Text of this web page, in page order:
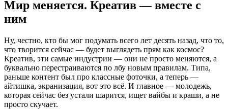
Мир меняется. Креатив — вместе с
ним
Ну, честно, кто бы мог подумать всего лет десять назад, что то,
что творится сейчас — будет выглядеть прям как космос?
Креатив, эти самые индустрии — они не просто меняются, а
буквально перестраиваются по лбу новым правилам. Типа,
раньше контент был про классные фоточки, а теперь —
айтишка, экранизация, вот это всё. И главное — молодежь,
которая сейчас без устали шарится, ищет вайбы и краши, а не
просто скучает.